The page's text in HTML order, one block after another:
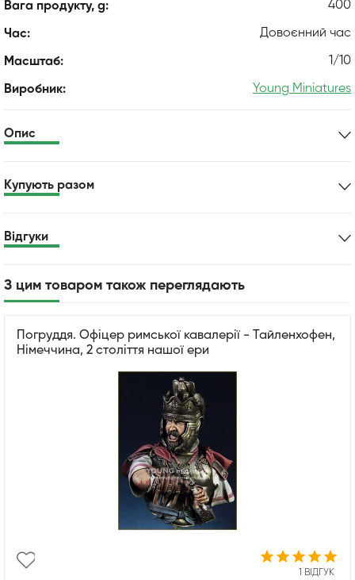
Вага продукту, g: 400
Час: Довоєнний час
Масштаб: 1/10
Виробник: Young Miniatures
Опис
Купують разом
Відгуки
З цим товаром також переглядають
Погруддя. Офіцер римської кавалерії - Тайленхофен,
Німеччина, 2 століття нашої ери
1 ВІДГУК